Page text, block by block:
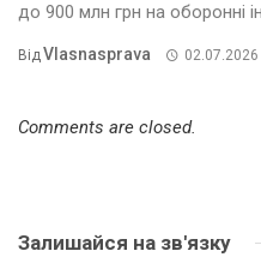
до 900 млн грн на оборонні
ВідVlasnasprava 02.07.2026
Comments are closed.
Залишайся на зв'язку